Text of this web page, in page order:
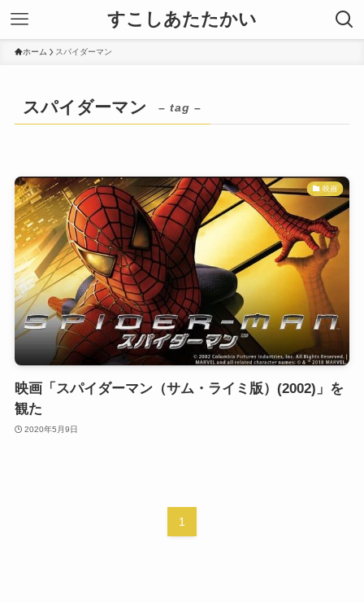
すこしあたたかい
ホーム スパイダーマン
スパイダーマン – tag –
映画
映画「スパイダーマン（サム・ライミ版）(2002)」を
観た
2020年5月9日
1